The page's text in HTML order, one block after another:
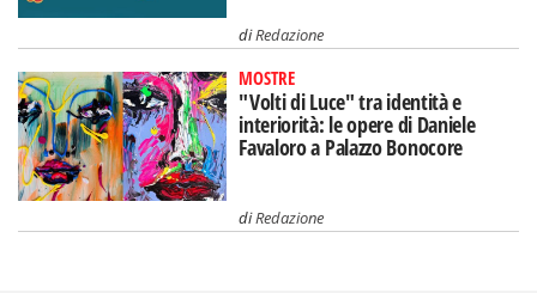
diRedazione
MOSTRE
"Volti di Luce" tra identità e
interiorità: le opere di Daniele
Favaloro a Palazzo Bonocore
diRedazione